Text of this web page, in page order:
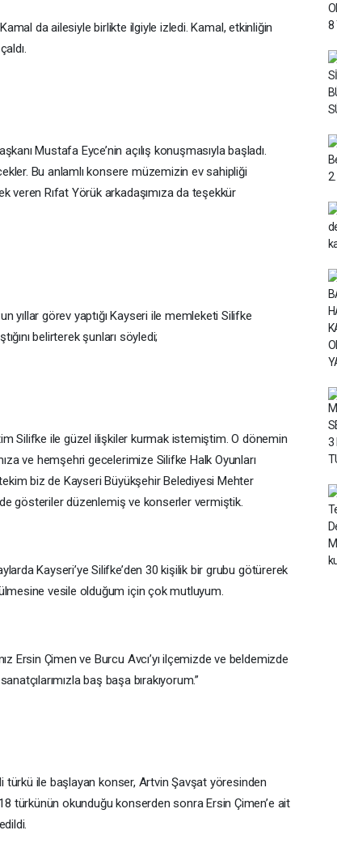
da ailesiyle birlikte ilgiyle izledi. Kamal, etkinliğin
Mustafa Eyce’nin açılış konuşmasıyla başladı.
Bu anlamlı konsere müzemizin ev sahipliği
veren Rıfat Yörük arkadaşımıza da teşekkür
yıllar görev yaptığı Kayseri ile memleketi Silifke
belirterek şunları söyledi;
Silifke ile güzel ilişkiler kurmak istemiştim. O dönemin
ve hemşehri gecelerimize Silifke Halk Oyunları
biz de Kayseri Büyükşehir Belediyesi Mehter
gösteriler düzenlemiş ve konserler vermiştik.
Kayseri’ye Silifke’den 30 kişilik bir grubu götürerek
vesile olduğum için çok mutluyum.
Ersin Çimen ve Burcu Avcı’yı ilçemizde ve beldemizde
baş başa bırakıyorum.”
türkü ile başlayan konser, Artvin Şavşat yöresinden
türkünün okunduğu konserden sonra Ersin Çimen’e ait